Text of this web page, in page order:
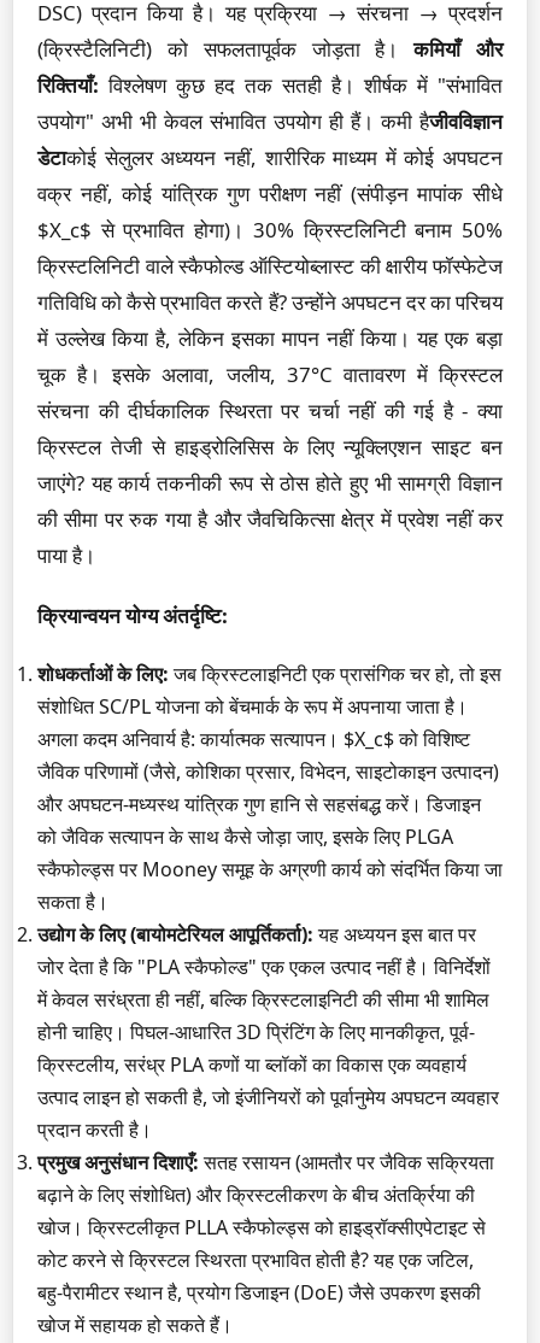
DSC) प्रदान किया है। यह प्रक्रिया → संरचना → प्रदर्शन
(क्रिस्टैलिनिटी) को सफलतापूर्वक जोड़ता है।कमियाँ और
रिक्तियाँ: विश्लेषण कुछ हद तक सतही है। शीर्षक में "संभावित
उपयोग" अभी भी केवल संभावित उपयोग ही हैं। कमी हैजीवविज्ञान
डेटाकोई सेलुलर अध्ययन नहीं, शारीरिक माध्यम में कोई अपघटन
वक्र नहीं, कोई यांत्रिक गुण परीक्षण नहीं (संपीड़न मापांक सीधे
$X_c$ से प्रभावित होगा)। 30% क्रिस्टलिनिटी बनाम 50%
क्रिस्टलिनिटी वाले स्कैफोल्ड ऑस्टियोब्लास्ट की क्षारीय फॉस्फेटेज
गतिविधि को कैसे प्रभावित करते हैं? उन्होंने अपघटन दर का परिचय
में उल्लेख किया है, लेकिन इसका मापन नहीं किया। यह एक बड़ा
चूक है। इसके अलावा, जलीय, 37°C वातावरण में क्रिस्टल
संरचना की दीर्घकालिक स्थिरता पर चर्चा नहीं की गई है - क्या
क्रिस्टल तेजी से हाइड्रोलिसिस के लिए न्यूक्लिएशन साइट बन
जाएंगे? यह कार्य तकनीकी रूप से ठोस होते हुए भी सामग्री विज्ञान
की सीमा पर रुक गया है और जैवचिकित्सा क्षेत्र में प्रवेश नहीं कर
पाया है।
क्रियान्वयन योग्य अंतर्दृष्टि:
शोधकर्ताओं के लिए:जब क्रिस्टलाइनिटी एक प्रासंगिक चर हो, तो इस
संशोधित SC/PL योजना को बेंचमार्क के रूप में अपनाया जाता है।
अगला कदम अनिवार्य है: कार्यात्मक सत्यापन। $X_c$ को विशिष्ट
जैविक परिणामों (जैसे, कोशिका प्रसार, विभेदन, साइटोकाइन उत्पादन)
और अपघटन-मध्यस्थ यांत्रिक गुण हानि से सहसंबद्ध करें। डिजाइन
को जैविक सत्यापन के साथ कैसे जोड़ा जाए, इसके लिए PLGA
स्कैफोल्ड्स पर Mooney समूह के अग्रणी कार्य को संदर्भित किया जा
सकता है।
उद्योग के लिए (बायोमटेरियल आपूर्तिकर्ता):यह अध्ययन इस बात पर
जोर देता है कि "PLA स्कैफोल्ड" एक एकल उत्पाद नहीं है। विनिर्देशों
में केवल सरंध्रता ही नहीं, बल्कि क्रिस्टलाइनिटी की सीमा भी शामिल
होनी चाहिए। पिघल-आधारित 3D प्रिंटिंग के लिए मानकीकृत, पूर्व-
क्रिस्टलीय, सरंध्र PLA कणों या ब्लॉकों का विकास एक व्यवहार्य
उत्पाद लाइन हो सकती है, जो इंजीनियरों को पूर्वानुमेय अपघटन व्यवहार
प्रदान करती है।
प्रमुख अनुसंधान दिशाएँ:सतह रसायन (आमतौर पर जैविक सक्रियता
बढ़ाने के लिए संशोधित) और क्रिस्टलीकरण के बीच अंतर्क्रिया की
खोज। क्रिस्टलीकृत PLLA स्कैफोल्ड्स को हाइड्रॉक्सीएपेटाइट से
कोट करने से क्रिस्टल स्थिरता प्रभावित होती है? यह एक जटिल,
बहु-पैरामीटर स्थान है, प्रयोग डिजाइन (DoE) जैसे उपकरण इसकी
खोज में सहायक हो सकते हैं।